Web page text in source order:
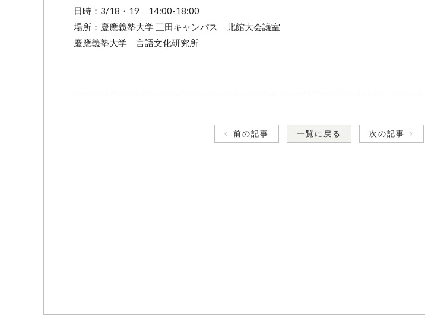
日時：3/18・19 14:00-18:00
場所：慶應義塾大学 三田キャンパス 北館大会議室
慶應義塾大学 言語文化研究所
前の記事 一覧に戻る 次の記事